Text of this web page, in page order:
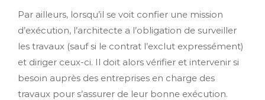
Par ailleurs, lorsqu’il se voit confier une mission
d’exécution, l’architecte a l’obligation de surveiller
les travaux (sauf si le contrat l’exclut expressément)
et diriger ceux-ci. Il doit alors vérifier et intervenir si
besoin auprès des entreprises en charge des
travaux pour s’assurer de leur bonne exécution.